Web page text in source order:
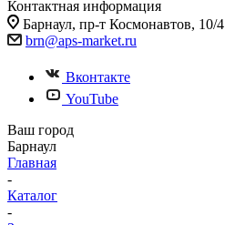
Контактная информация
Барнаул, пр-т Космонавтов, 10/4
brn@aps-market.ru
Вконтакте
YouTube
Ваш город
Барнаул
Главная
-
Каталог
-